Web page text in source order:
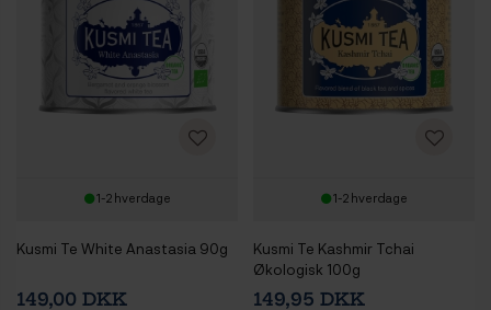
1-2 hverdage
Kusmi Te White Anastasia 90g
149,00 DKK
1-2 hverdage
Kusmi Te Kashmir Tchai
Økologisk 100g
149,95 DKK